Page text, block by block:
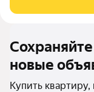
отделкой.
новые
Купить